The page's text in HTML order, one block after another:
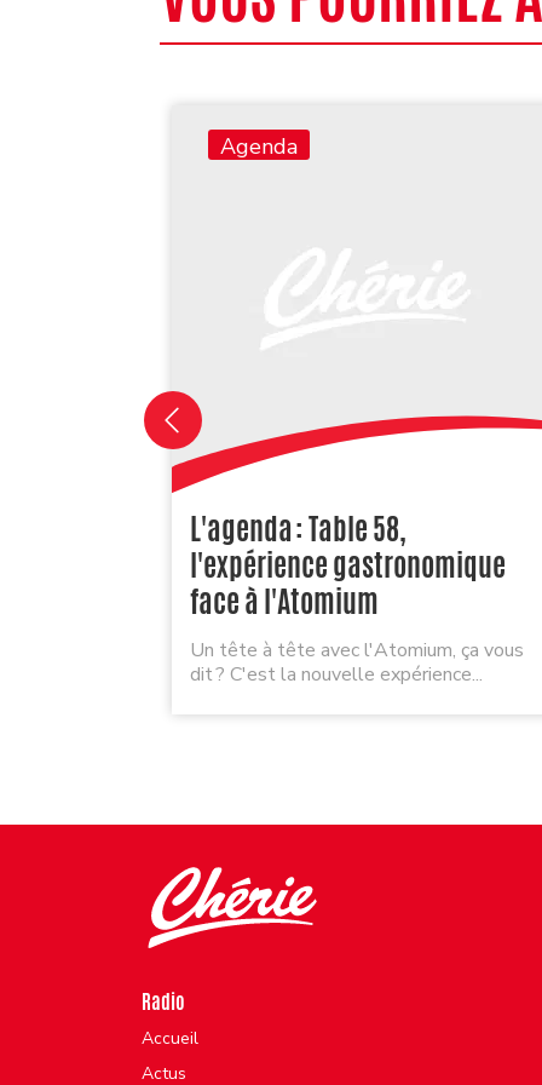
Agenda
L'agenda : Table 58,
l'expérience gastronomique
face à l'Atomium
Un tête à tête avec l'Atomium, ça vous
dit ? C'est la nouvelle expérience...
Radio
Accueil
Actus